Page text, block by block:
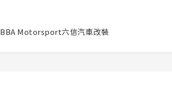
BBA Motorsport六信汽車改裝